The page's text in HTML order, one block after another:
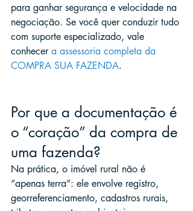
para ganhar segurança e velocidade na
negociação. Se você quer conduzir tudo
com suporte especializado, vale
conhecer a assessoria completa da
COMPRA SUA FAZENDA.
Por que a documentação é
o “coração” da compra de
uma fazenda?
Na prática, o imóvel rural não é
“apenas terra”: ele envolve registro,
georreferenciamento, cadastros rurais,